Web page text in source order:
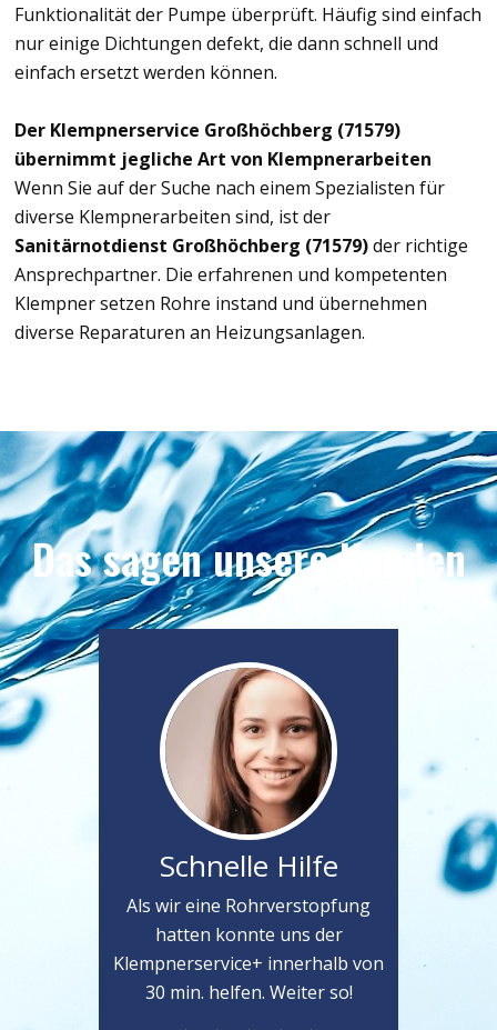
Funktionalität der Pumpe überprüft. Häufig sind einfach
nur einige Dichtungen defekt, die dann schnell und
einfach ersetzt werden können.
Der Klempnerservice Großhöchberg (71579)
übernimmt jegliche Art von Klempnerarbeiten
Wenn Sie auf der Suche nach einem Spezialisten für
diverse Klempnerarbeiten sind, ist der
Sanitärnotdienst Großhöchberg (71579)der richtige
Ansprechpartner. Die erfahrenen und kompetenten
Klempner setzen Rohre instand und übernehmen
diverse Reparaturen an Heizungsanlagen.
Das sagen unsere Kunden
Schnelle Hilfe
Als wir eine Rohrverstopfung
hatten konnte uns der
Klempnerservice+ innerhalb von
30 min. helfen. Weiter so!